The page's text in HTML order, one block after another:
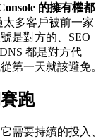
的擁有權都
太多客戶被前一家
是對方的、SEO
都是對方代
第一天就該避免。
跑
需要持續的投入、